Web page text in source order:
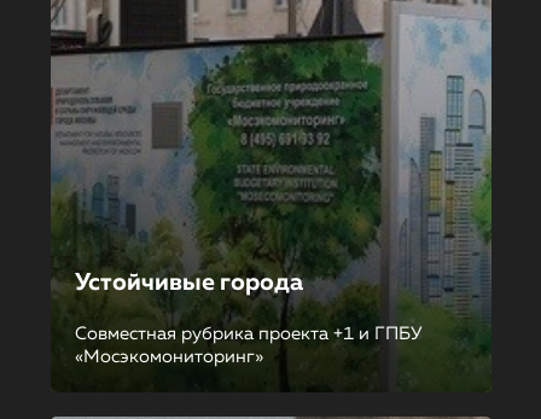
Устойчивые города
Совместная рубрика проекта +1 и ГПБУ
«Мосэкомониторинг»